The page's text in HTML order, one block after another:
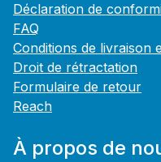
Déclaration de
FAQ
Conditions de livraison
Droit de rétractation
Formulaire de retour
Reach
À propos de